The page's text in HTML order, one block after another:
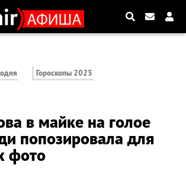
Гороскопы 2025
в майке на голое
попозировала для
фото